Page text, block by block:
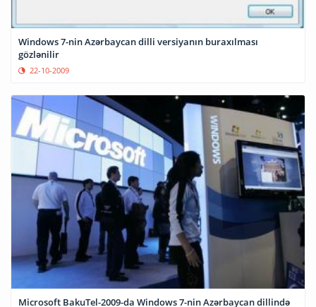
Windows 7-nin Azərbaycan dilli versiyanın buraxılması
gözlənilir
22-10-2009
Microsoft BakuTel-2009-da Windows 7-nin Azərbaycan dillində